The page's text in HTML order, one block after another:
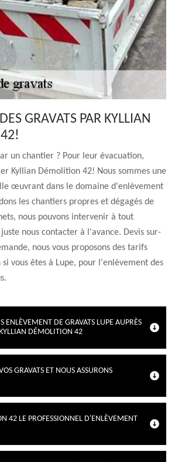
GRAVATS PAR KYLLIAN
un chantier ? Pour leur évacuation,
Kyllian Démolition 42! Nous sommes une
œuvrant dans le domaine d'enlèvement
les chantiers propres et dégagés de
nous pouvons intervenir à tout
nous contacter à l'avance. Devis sur-
nous vous proposons des tarifs
vous êtes à Lupe, pour l'enlèvement des
ENLÈVEMENT DE GRAVATS LUPE AUPRÈS
DÉMOLITION 42
GRAVATS ET NOUS ASSURONS
42 LE PROFESSIONNEL D'ENLÈVEMENT